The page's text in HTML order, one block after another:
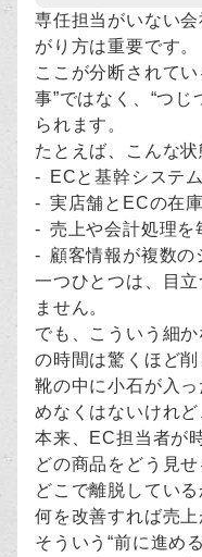
専任担当がいない
がり方は重要です。
ここが分断されて
事”ではなく、“つ
られます。
たとえば、こんな状
ECと基幹システ
実店舗とECの在
売上や会計処理を
顧客情報が複数の
一つひとつは、目
ません。
でも、こういう細
の時間は驚くほど削
靴の中に小石が入
めなくはないけれど
本来、EC担当者が
どの商品をどう見せ
どこで離脱している
何を改善すれば売上
そういう“前に進め